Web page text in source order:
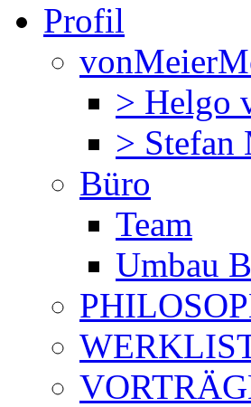
Profil
> Helgo
> Stefan
Büro
Team
Umbau